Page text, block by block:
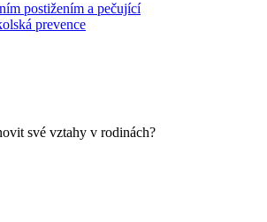
postižením a pečující
prevence
své vztahy v rodinách?